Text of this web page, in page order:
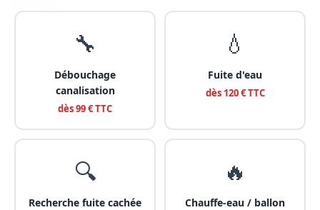
🔧
Débouchage
canalisation
dès 99 € TTC
💧
Fuite d'eau
dès 120 € TTC
🔍
Recherche fuite cachée
🔥
Chauffe-eau / ballon